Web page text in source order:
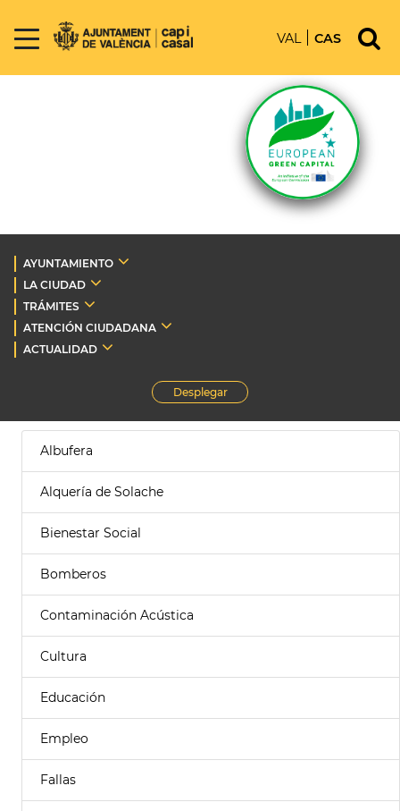
VAL CAS
AYUNTAMIENTO
LA CIUDAD
TRÁMITES
ATENCIÓN CIUDADANA
ACTUALIDAD
Desplegar
Albufera
Alquería de Solache
Bienestar Social
Bomberos
Contaminación Acústica
Cultura
Educación
Empleo
Fallas